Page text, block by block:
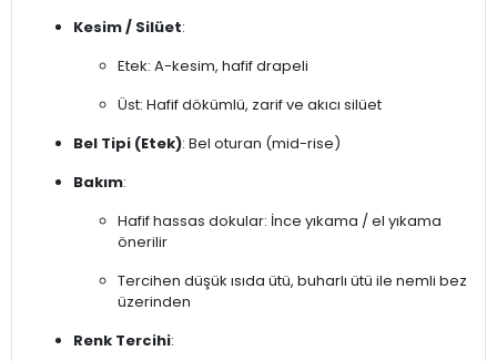
Kesim / Silüet:
Etek: A-kesim, hafif drapeli
Üst: Hafif dökümlü, zarif ve akıcı silüet
Bel Tipi (Etek): Bel oturan (mid-rise)
Bakım:
Hafif hassas dokular: İnce yıkama / el yıkama
önerilir
Tercihen düşük ısıda ütü, buharlı ütü ile nemli bez
üzerinden
Renk Tercihi: